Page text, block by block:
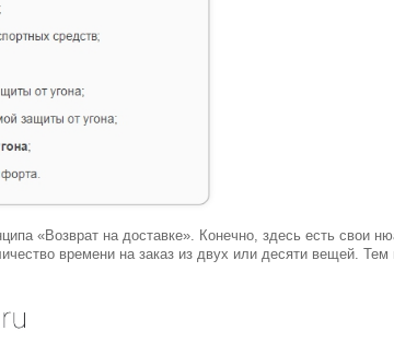
«Возврат на доставке». Конечно, здесь есть свои
времени на заказ из двух или десяти вещей.